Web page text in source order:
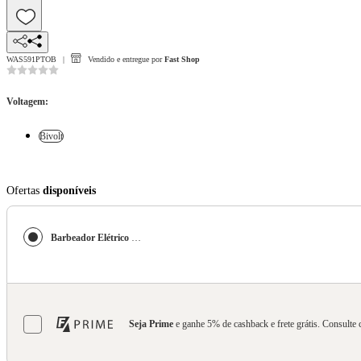
WAS591PTOB Vendido e entregue por Fast Shop
Voltagem:
Bivolt
Ofertas disponíveis
Barbeador Elétrico Compacto Philips Série 500 S591/05
Seja Prime e ganhe 5% de cashback e frete grátis. Consulte